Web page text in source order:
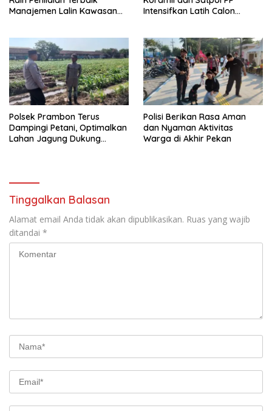
Manajemen Lalin Kawasan
Intensifkan Latih Calon
Polsek Prambon Terus
Dampingi Petani, Optimalkan
Lahan Jagung Dukung
Polisi Berikan Rasa Aman
dan Nyaman Aktivitas
Warga di Akhir Pekan
Tinggalkan Balasan
Alamat email Anda tidak akan dipublikasikan. Ruas yang wajib
ditandai *